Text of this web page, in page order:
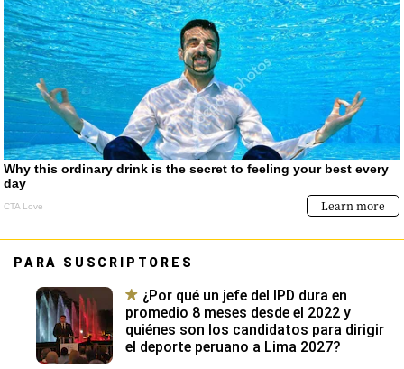
PARA SUSCRIPTORES
¿Por qué un jefe del IPD dura en
promedio 8 meses desde el 2022 y
quiénes son los candidatos para dirigir
el deporte peruano a Lima 2027?